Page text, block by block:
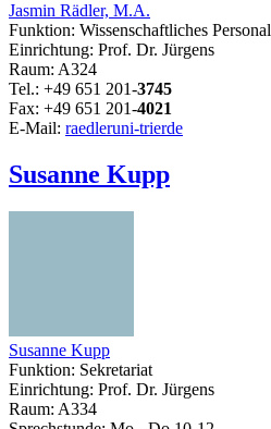
Jasmin Rädler, M.A.
Funktion: Wissenschaftliches Personal
Einrichtung: Prof. Dr. Jürgens
Raum: A324
Tel.: +49 651 201-3745
Fax: +49 651 201-4021
E-Mail: raedleruni-trierde
Susanne Kupp
Susanne Kupp
Funktion: Sekretariat
Einrichtung: Prof. Dr. Jürgens
Raum: A334